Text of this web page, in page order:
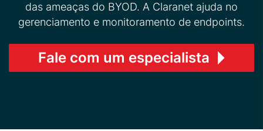
das ameaças do BYOD. A Claranet ajuda no
gerenciamento e monitoramento de endpoints.
Fale com um especialista